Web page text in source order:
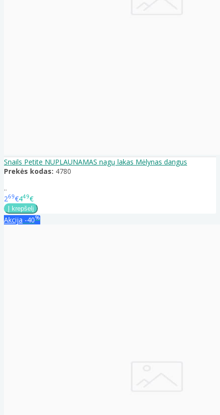
Snails Petite NUPLAUNAMAS nagų lakas Mėlynas dangus
Prekės kodas: 4780
..
269€449€
Akcija -40%